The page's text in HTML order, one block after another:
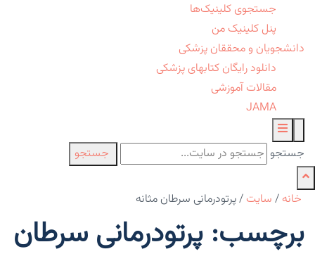
جستجوی کلینیک‌ها
پنل کلینیک من
دانشجویان و محققان پزشکی
دانلود رایگان کتابهای پزشکی
مقالات آموزشی
JAMA
جستجو جستجو
خانه / سایت /پرتودرمانی سرطان مثانه
برچسب: پرتودرمانی سرطان